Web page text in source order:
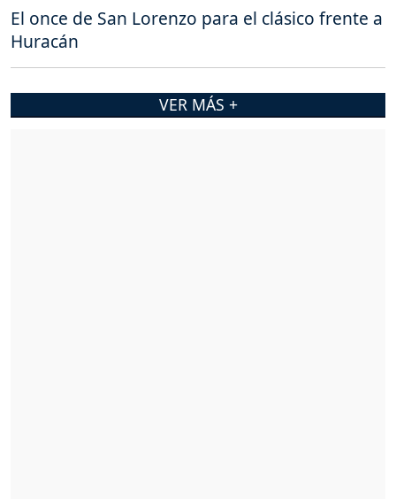
El once de San Lorenzo para el clásico frente a
Huracán
VER MÁS +